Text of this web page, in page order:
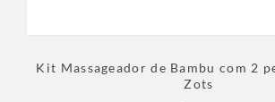
Kit Massageador de Bambu com 2
Zots